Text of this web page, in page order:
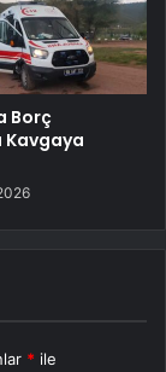
Borç
Kavgaya
* ile